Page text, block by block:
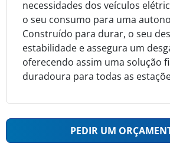
necessidades dos veículos
o seu consumo para uma
Construído para durar, o seu
estabilidade e assegura um
oferecendo assim uma solução
duradoura para todas as
PEDIR UM